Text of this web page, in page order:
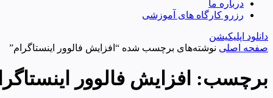
درباره ما
رزرو کارگاه های آموزشی
دانلود اپلیکیشن
صفحه اصلی نوشته‌های برچسب شده “افزایش فالوور اینستاگرام”
برچسب: افزایش فالوور